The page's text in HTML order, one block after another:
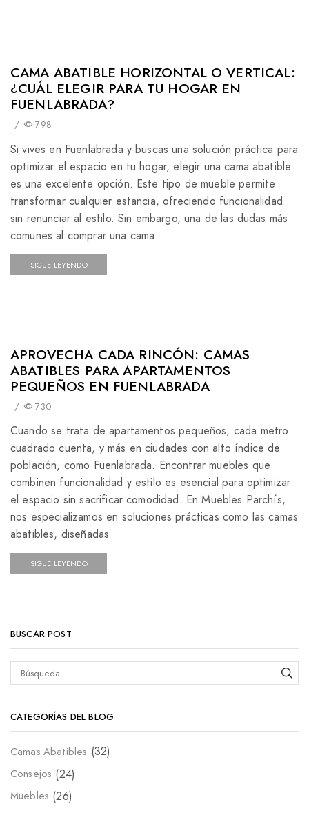
CAMA ABATIBLE HORIZONTAL O VERTICAL:
¿CUÁL ELEGIR PARA TU HOGAR EN
FUENLABRADA?
/ 798
Si vives en Fuenlabrada y buscas una solución práctica para
optimizar el espacio en tu hogar, elegir una cama abatible
es una excelente opción. Este tipo de mueble permite
transformar cualquier estancia, ofreciendo funcionalidad
sin renunciar al estilo. Sin embargo, una de las dudas más
comunes al comprar una cama
SIGUE LEYENDO
APROVECHA CADA RINCÓN: CAMAS
ABATIBLES PARA APARTAMENTOS
PEQUEÑOS EN FUENLABRADA
/ 730
Cuando se trata de apartamentos pequeños, cada metro
cuadrado cuenta, y más en ciudades con alto índice de
población, como Fuenlabrada. Encontrar muebles que
combinen funcionalidad y estilo es esencial para optimizar
el espacio sin sacrificar comodidad. En Muebles Parchís,
nos especializamos en soluciones prácticas como las camas
abatibles, diseñadas
SIGUE LEYENDO
BUSCAR POST
CATEGORÍAS DEL BLOG
Camas Abatibles (32)
Consejos (24)
Muebles (26)